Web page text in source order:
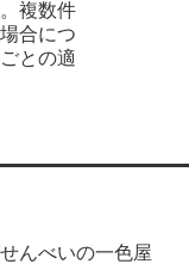
複数件
合につ
との適
んべいの一色屋